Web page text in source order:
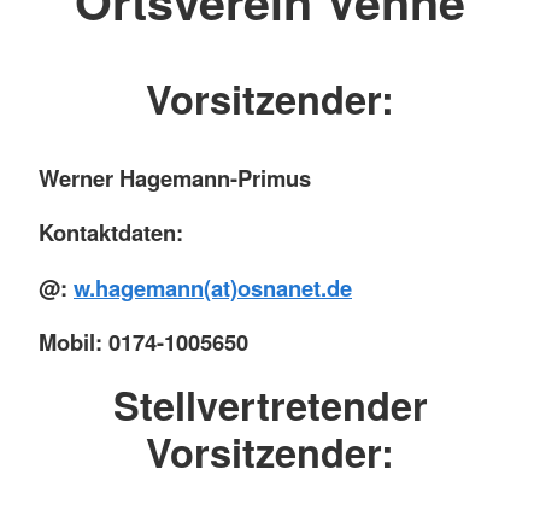
Vorsitzender:
Werner Hagemann-Primus
Kontaktdaten:
@: w.hagemann(at)osnanet.de
Mobil: 0174-1005650
Stellvertretender
Vorsitzender: